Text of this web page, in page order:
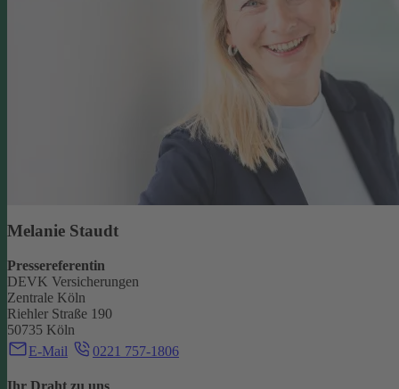
Melanie Staudt
Pressereferentin
DEVK Versicherungen
Zentrale Köln
Riehler Straße 190
50735 Köln
E-Mail
0221 757-1806